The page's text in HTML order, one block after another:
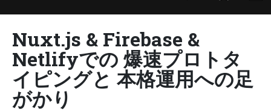
Nuxt.js & Firebase &
Netlifyでの 爆速プロトタ
イピングと 本格運用への足
がかり